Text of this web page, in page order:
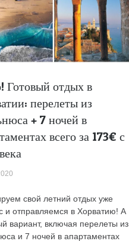
Готовый отдых в
перелеты из
+ 7 ночей в
всего за 173€ с
свой летний отдых уже
и отправляемся в Хорватию! А
вариант, включая перелеты из
и 7 ночей в апартаментах